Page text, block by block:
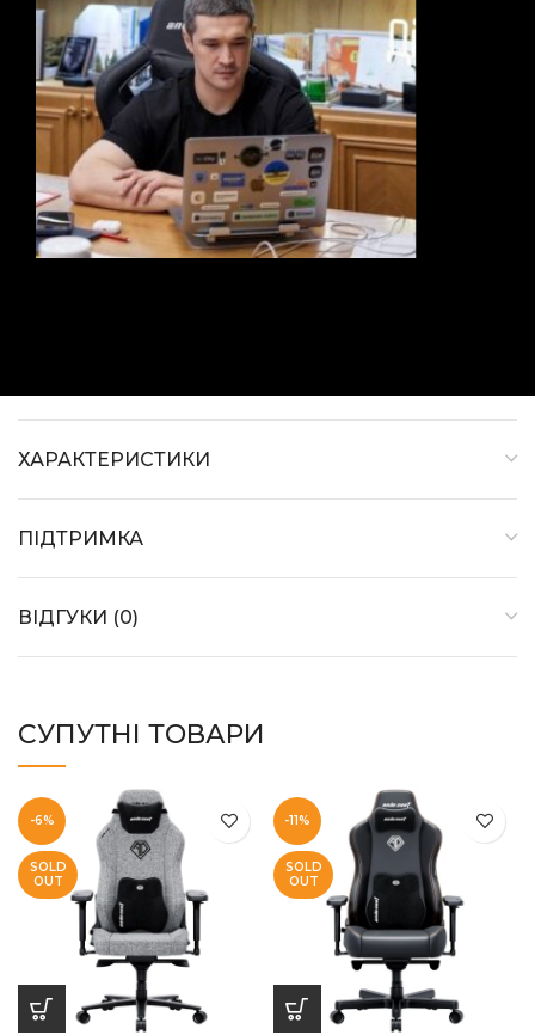
ХАРАКТЕРИСТИКИ
ПІДТРИМКА
ВІДГУКИ (0)
СУПУТНІ ТОВАРИ
-6%
SOLD
OUT
-11%
SOLD
OUT